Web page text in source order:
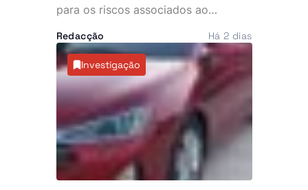
de substâncias
impróprias
para os riscos associados ao
Power Plus e Motu Rouge, depois de
análises laboratoriais terem
detectado a presença não declarada
de sildenafila, um medicamento
sujeito a prescrição médica utilizado
no tratamento da disfunção eréctil. A
entidade recomenda que os
consumidores deixem de ingerir
estes produtos e ordenou a sua
Redacção Há 2 dias
Investigação